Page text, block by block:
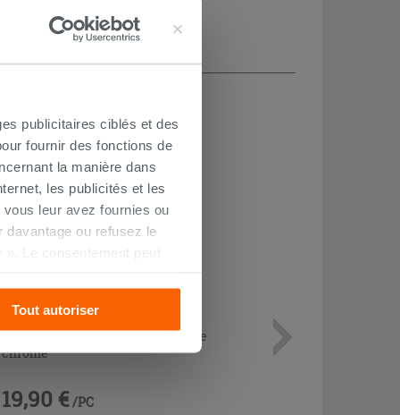
publicitaires ciblés et des
fournir des fonctions de
la manière dans
les publicités et les
leur avez fournies ou
davantage ou refusez le
». Le consentement peut
Tout autoriser
Siphon bidet en S 1'1/4 inspectable
chrome
19,90 € /PC